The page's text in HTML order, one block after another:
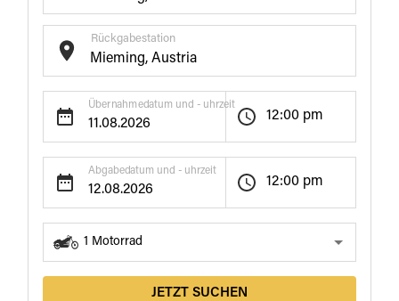
Rückgabestation
Übernahmedatum und - uhrzeit
12:00 pm
Abgabedatum und - uhrzeit
12:00 pm
1 Motorrad
JETZT SUCHEN